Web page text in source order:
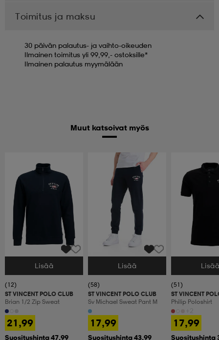
Toimitus ja maksu
30 päivän palautus- ja vaihto-oikeuden
Ilmainen toimitus yli 99,99,- ostoksille*
Ilmainen palautus myymälään
Muut katsoivat myös
Valitse Koko
Lisää
(12)
ST VINCENT POLO CLUB
Brian 1/2 Zip Sweat
21,99
Suositushinta 47,99
Valitse Koko
Lisää
(58)
ST VINCENT POLO CLUB
Sv Michael Sweat Pant M
17,99
Suositushinta 43,99
Valitse Koko
(51)
ST VINCENT
Philip Poloshirt
17,99
Suositushinta